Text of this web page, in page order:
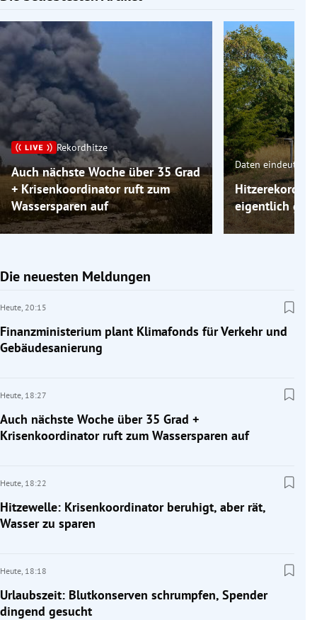
Rekordhitze
Auch nächste Woche über 35 Grad
+ Krisenkoordinator ruft zum
Wassersparen auf
Daten eindeutig
Hitzerekord:
eigentlich
Die neuesten Meldungen
Heute, 20:15
Finanzministerium plant Klimafonds für Verkehr und
Gebäudesanierung
Heute, 18:27
Auch nächste Woche über 35 Grad +
Krisenkoordinator ruft zum Wassersparen auf
Heute, 18:22
Hitzewelle: Krisenkoordinator beruhigt, aber rät,
Wasser zu sparen
Heute, 18:18
Urlaubszeit: Blutkonserven schrumpfen, Spender
dingend gesucht